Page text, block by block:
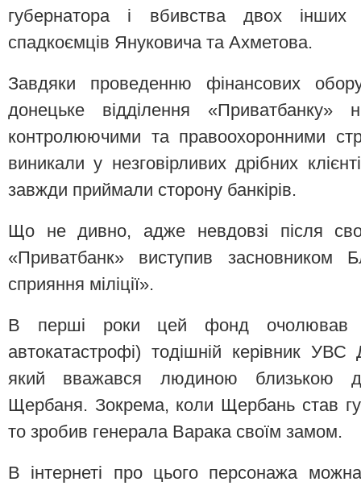
губернатора і вбивства двох
спадкоємців Януковича та Ахметова.
Завдяки проведенню фінансових
донецьке відділення
контролюючими та правоохоронними
виникали у незговірливих дрібних
завжди приймали сторону банкірів.
Що не дивно, адже невдовзі після
«Приватбанк» виступив засновником
сприяння міліції».
В перші роки цей фонд очолював
автокатастрофі) тодішній керівник
який вважався людиною близькою
Щербаня. Зокрема, коли Щербань став
то зробив генерала Варака своїм замом.
В інтернеті про цього персонажа